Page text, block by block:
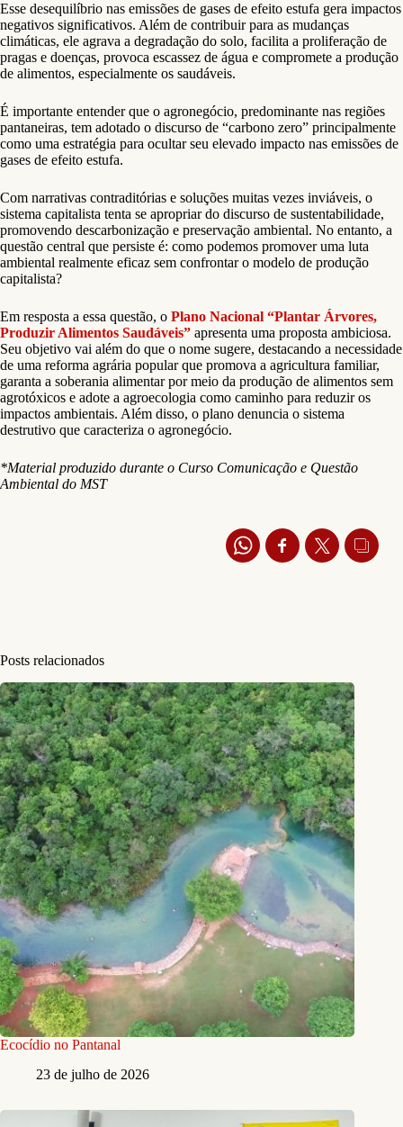
Esse desequilíbrio nas emissões de gases de efeito estufa gera impactos
negativos significativos. Além de contribuir para as mudanças
climáticas, ele agrava a degradação do solo, facilita a proliferação de
pragas e doenças, provoca escassez de água e compromete a produção
de alimentos, especialmente os saudáveis.
É importante entender que o agronegócio, predominante nas regiões
pantaneiras, tem adotado o discurso de “carbono zero” principalmente
como uma estratégia para ocultar seu elevado impacto nas emissões de
gases de efeito estufa.
Com narrativas contraditórias e soluções muitas vezes inviáveis, o
sistema capitalista tenta se apropriar do discurso de sustentabilidade,
promovendo descarbonização e preservação ambiental. No entanto, a
questão central que persiste é: como podemos promover uma luta
ambiental realmente eficaz sem confrontar o modelo de produção
capitalista?
Em resposta a essa questão, o Plano Nacional “Plantar Árvores,
Produzir Alimentos Saudáveis” apresenta uma proposta ambiciosa.
Seu objetivo vai além do que o nome sugere, destacando a necessidade
de uma reforma agrária popular que promova a agricultura familiar,
garanta a soberania alimentar por meio da produção de alimentos sem
agrotóxicos e adote a agroecologia como caminho para reduzir os
impactos ambientais. Além disso, o plano denuncia o sistema
destrutivo que caracteriza o agronegócio.
*Material produzido durante o Curso Comunicação e Questão
Ambiental do MST
Posts relacionados
Ecocídio no Pantanal
23 de julho de 2026